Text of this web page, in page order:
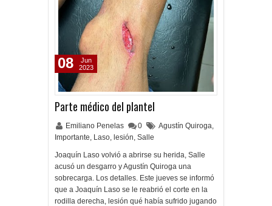
Parte médico del plantel
Emiliano Penelas 0 Agustín Quiroga,
Importante, Laso, lesión, Salle
Joaquín Laso volvió a abrirse su herida, Salle
acusó un desgarro y Agustín Quiroga una
sobrecarga. Los detalles. Este jueves se informó
que a Joaquín Laso se le reabrió el corte en la
rodilla derecha, lesión qué había sufrido jugando
08
Jun
2023